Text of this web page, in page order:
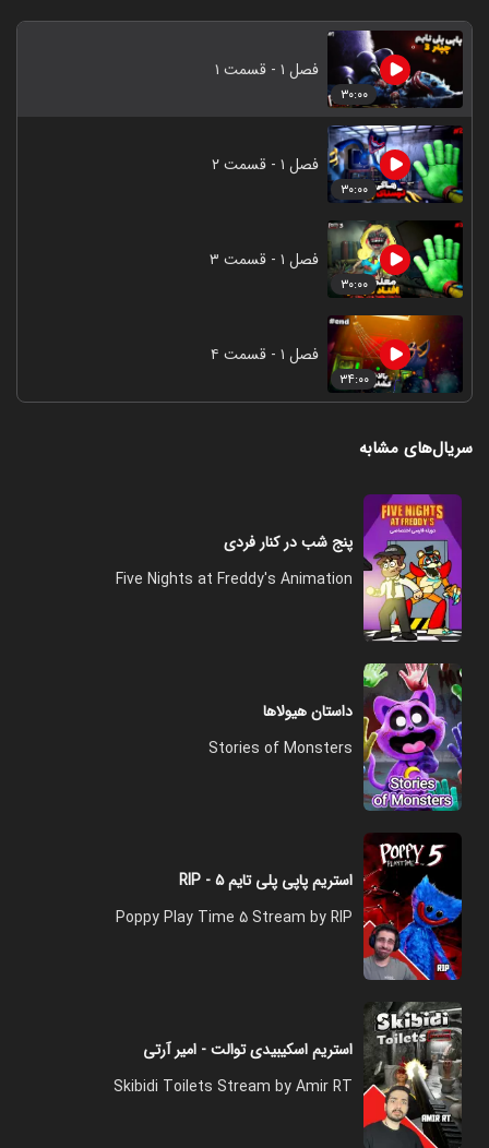
۳۰:۰۰
فصل ۱ - قسمت ۱
۳۰:۰۰
فصل ۱ - قسمت ۲
۳۰:۰۰
فصل ۱ - قسمت ۳
۳۴:۰۰
فصل ۱ - قسمت ۴
سریال‌های مشابه
پنج شب در کنار فردی
Five Nights at Freddy's Animation
داستان هیولاها
Stories of Monsters
استریم پاپی پلی تایم ۵ - RIP
Poppy Play Time 5 Stream by RIP
استریم اسکیبیدی توالت - امیر آرتی
Skibidi Toilets Stream by Amir RT